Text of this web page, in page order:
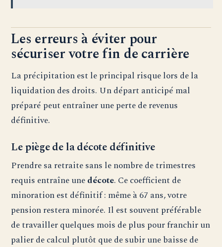
Les erreurs à éviter pour
sécuriser votre fin de carrière
La précipitation est le principal risque lors de la
liquidation des droits. Un départ anticipé mal
préparé peut entraîner une perte de revenus
définitive.
Le piège de la décote définitive
Prendre sa retraite sans le nombre de trimestres
requis entraîne unedécote. Ce coefficient de
minoration est définitif : même à 67 ans, votre
pension restera minorée. Il est souvent préférable
de travailler quelques mois de plus pour franchir un
palier de calcul plutôt que de subir une baisse de